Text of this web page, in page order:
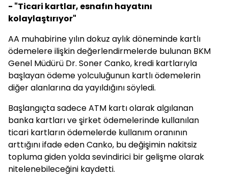
- "Ticari kartlar, esnafın hayatını
kolaylaştırıyor"
AA muhabirine yılın dokuz aylık döneminde kartlı
ödemelere ilişkin değerlendirmelerde bulunan BKM
Genel Müdürü Dr. Soner Canko, kredi kartlarıyla
başlayan ödeme yolculuğunun kartlı ödemelerin
diğer alanlarına da yayıldığını söyledi.
Başlangıçta sadece ATM kartı olarak algılanan
banka kartları ve şirket ödemelerinde kullanılan
ticari kartların ödemelerde kullanım oranının
arttığını ifade eden Canko, bu değişimin nakitsiz
topluma giden yolda sevindirici bir gelişme olarak
nitelenebileceğini kaydetti.